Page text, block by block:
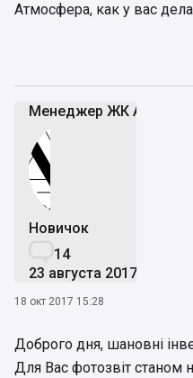
Атмосфера, как у вас
Менеджер ЖК
Новичок
14
23 августа 2017
18 окт 2017 15:28
Доброго дня, шановні
Для Вас фотозвіт станом